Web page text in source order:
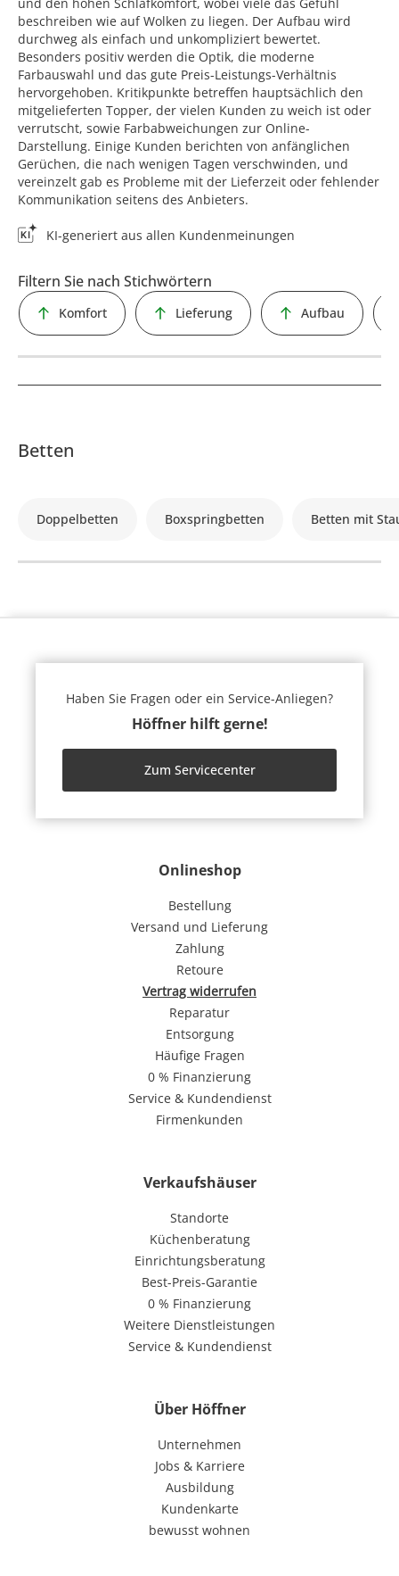
beschreiben wie auf Wolken zu liegen. Der Aufbau wird
durchweg als einfach und unkompliziert bewertet.
Besonders positiv werden die Optik, die moderne
Farbauswahl und das gute Preis-Leistungs-Verhältnis
hervorgehoben. Kritikpunkte betreffen hauptsächlich den
mitgelieferten Topper, der vielen Kunden zu weich ist oder
verrutscht, sowie Farbabweichungen zur Online-
Darstellung. Einige Kunden berichten von anfänglichen
Gerüchen, die nach wenigen Tagen verschwinden, und
vereinzelt gab es Probleme mit der Lieferzeit oder fehlender
Kommunikation seitens des Anbieters.
KI-generiert aus allen Kundenmeinungen
Filtern Sie nach Stichwörtern
Komfort Lieferung Aufbau
Betten
Doppelbetten Boxspringbetten Betten mit
Onlineshop
Bestellung
Versand und Lieferung
Zahlung
Retoure
Vertrag widerrufen
Reparatur
Entsorgung
Häufige Fragen
0 % Finanzierung
Service & Kundendienst
Firmenkunden
Verkaufshäuser
Standorte
Küchenberatung
Einrichtungsberatung
Best-Preis-Garantie
0 % Finanzierung
Weitere Dienstleistungen
Service & Kundendienst
Über Höffner
Unternehmen
Jobs & Karriere
Ausbildung
Kundenkarte
bewusst wohnen
Haben Sie Fragen oder ein Service-Anliegen?
Höffner hilft gerne!
Zum Servicecenter